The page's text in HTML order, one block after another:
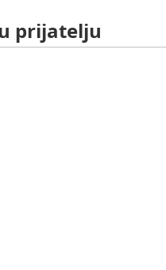
prijatelju